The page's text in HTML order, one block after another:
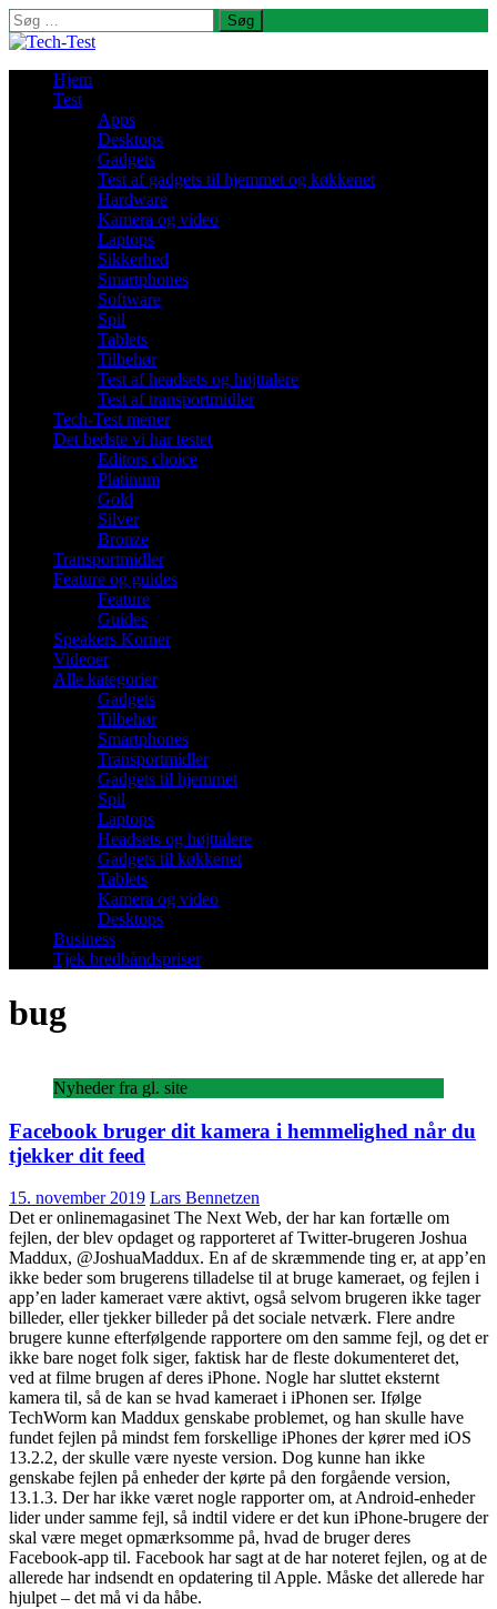
Søg
efter:
Hjem
Test
Apps
Desktops
Gadgets
Test af gadgets til hjemmet og køkkenet
Hardware
Kamera og video
Laptops
Sikkerhed
Smartphones
Software
Spil
Tablets
Tilbehør
Test af headsets og højttalere
Test af transportmidler
Tech-Test mener
Det bedste vi har testet
Editors choice
Platinum
Gold
Silver
Bronze
Transportmidler
Feature og guides
Feature
Guides
Speakers Korner
Videoer
Alle kategorier
Gadgets
Tilbehør
Smartphones
Transportmidler
Gadgets til hjemmet
Spil
Laptops
Headsets og højttalere
Gadgets til køkkenet
Tablets
Kamera og video
Desktops
Business
Tjek bredbåndspriser
bug
Nyheder fra gl. site
Facebook bruger dit kamera i hemmelighed når du
tjekker dit feed
15. november 2019 Lars Bennetzen
Det er onlinemagasinet The Next Web, der har kan fortælle om
fejlen, der blev opdaget og rapporteret af Twitter-brugeren Joshua
Maddux, @JoshuaMaddux. En af de skræmmende ting er, at app’en
ikke beder som brugerens tilladelse til at bruge kameraet, og fejlen i
app’en lader kameraet være aktivt, også selvom brugeren ikke tager
billeder, eller tjekker billeder på det sociale netværk. Flere andre
brugere kunne efterfølgende rapportere om den samme fejl, og det er
ikke bare noget folk siger, faktisk har de fleste dokumenteret det,
ved at filme brugen af deres iPhone. Nogle har sluttet eksternt
kamera til, så de kan se hvad kameraet i iPhonen ser. Ifølge
TechWorm kan Maddux genskabe problemet, og han skulle have
fundet fejlen på mindst fem forskellige iPhones der kører med iOS
13.2.2, der skulle være nyeste version. Dog kunne han ikke
genskabe fejlen på enheder der kørte på den forgående version,
13.1.3. Der har ikke været nogle rapporter om, at Android-enheder
lider under samme fejl, så indtil videre er det kun iPhone-brugere der
skal være meget opmærksomme på, hvad de bruger deres
Facebook-app til. Facebook har sagt at de har noteret fejlen, og at de
allerede har indsendt en opdatering til Apple. Måske det allerede har
hjulpet – det må vi da håbe.